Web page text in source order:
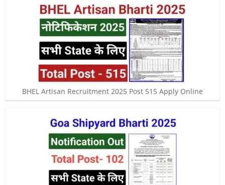
BHEL Artisan Recruitment 2025 Post 515 Apply Online